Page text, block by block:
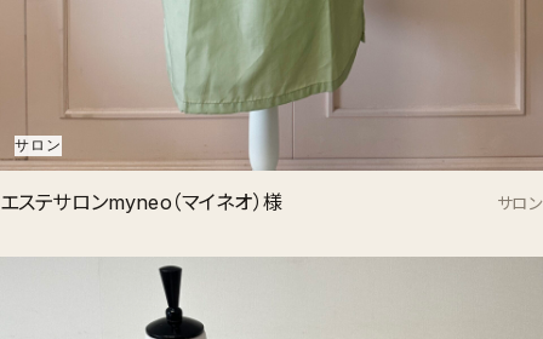
サロン
エステサロンmyneo（マイネオ）様 サロン